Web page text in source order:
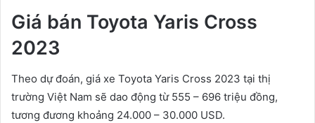
Giá bán Toyota Yaris Cross
2023
Theo dự đoán, giá xe Toyota Yaris Cross 2023 tại thị
trường Việt Nam sẽ dao động từ 555 – 696 triệu đồng,
tương đương khoảng 24.000 – 30.000 USD.